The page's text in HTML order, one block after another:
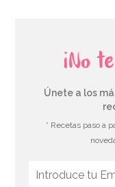
¡No
Únete a los
* Recetas paso a